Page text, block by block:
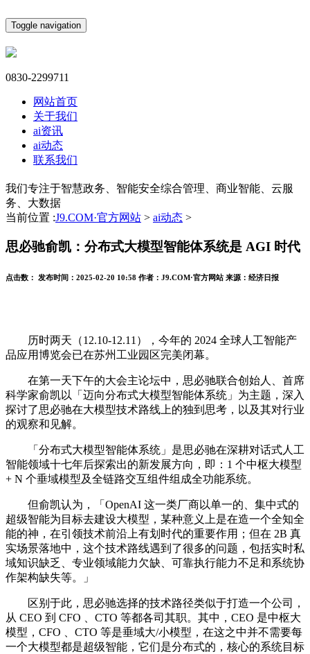
Toggle navigation
0830-2299711
网站首页
关于我们
ai资讯
ai动态
联系我们
我们专注于智慧政务、智能安全综合管理、商业智能、云服
务、大数据
当前位置 :J9.COM·官方网站 > ai动态 >
思必驰俞凯：分布式大模型智能体系统是 AGI 时代
点击数： 发布时间： 2025-02-20 10:58 作者： J9.COM·官方网站 来源： 经济日报
历时两天（12.10-12.11），今年的 2024 全球人工智能产
品应用博览会已在苏州工业园区完美闭幕。
在第一天下午的大会主论坛中，思必驰联合创始人、首席
科学家俞凯以「迈向分布式大模型智能体系统」为主题，深入
探讨了思必驰在大模型技术路线上的独到思考，以及其对行业
的观察和见解。
「分布式大模型智能体系统」是思必驰在深耕对话式人工
智能领域十七年后探索出的新发展方向，即：1 个中枢大模型
+ N 个垂域模型及全链路交互组件组成全功能系统。
但俞凯认为，「OpenAI 这一类厂商以单一的、集中式的
超级智能为目标去建设大模型，某种意义上是在造一个全知全
能的神，在引领技术前沿上有划时代的重要作用；但在 2B 真
实场景落地中，这个技术路线遇到了很多的问题，包括实时私
域知识缺乏、专业领域能力欠缺、可靠执行能力不足和系统协
作架构缺失等。」
区别于此，思必驰选择的技术路径类似于打造一个公司，
从 CEO 到 CFO 、CTO 等都各司其职。其中，CEO 是中枢大
模型，CFO 、CTO 等是垂域大/小模型，在这之中并不需要每
一个大模型都是超级智能，它们是分布式的，核心的系统目标